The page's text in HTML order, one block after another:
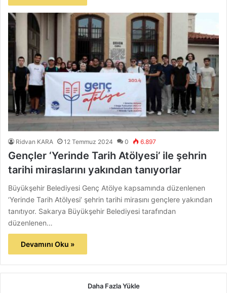
Ridvan KARA 12 Temmuz 2024 0 6.897
Gençler ‘Yerinde Tarih Atölyesi’ ile şehrin
tarihi miraslarını yakından tanıyorlar
Büyükşehir Belediyesi Genç Atölye kapsamında düzenlenen
‘Yerinde Tarih Atölyesi’ şehrin tarihi mirasını gençlere yakından
tanıtıyor. Sakarya Büyükşehir Belediyesi tarafından
düzenlenen…
Devamını Oku »
Daha Fazla Yükle